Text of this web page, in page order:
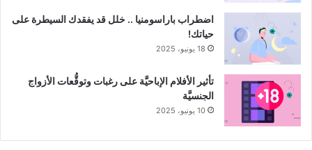
اضطراب باراسومنيا .. خلل قد يفقدك السيطرة على
حياتك!
18 يونيو، 2025
تأثير الأفلام الإباحيَّة على رغبات وتوقُّعات الأزواج
الجنسيَّة
10 يونيو، 2025